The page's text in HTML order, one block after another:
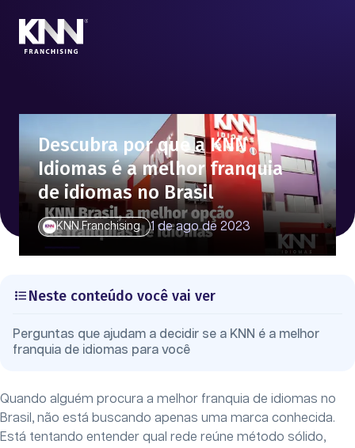
Descubra por que a KNN
Idiomas é a melhor franquia
de idiomas no Brasil
KNN Franchising 1 de ago de 2023
Neste conteúdo você vai ver
Perguntas que ajudam a decidir se a KNN é a melhor
franquia de idiomas para você
Quando alguém procura a melhor franquia de idiomas no
Brasil, não está buscando apenas uma marca conhecida.
Está tentando entender qual rede reúne método sólido,